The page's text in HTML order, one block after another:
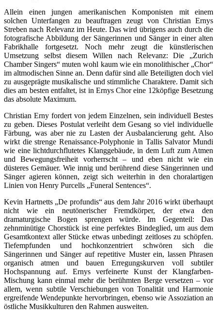
Allein einen jungen amerikanischen Komponisten mit einem
solchen Unterfangen zu beauftragen zeugt von Christian Ernys
Streben nach Relevanz im Heute. Das wird übrigens auch durch die
fotografische Abbildung der Sängerinnen und Sänger in einer alten
Fabrikhalle fortgesetzt. Noch mehr zeugt die künstlerischen
Umsetzung selbst diesem Willen nach Relevanz: Die „Zurich
Chamber Singers“ muten wohl kaum wie ein monolithischer „Chor“
im altmodischen Sinne an. Denn dafür sind alle Beteiligten doch viel
zu ausgeprägte musikalische und stimmliche Charaktere. Damit sich
dies am besten entfaltet, ist in Ernys Chor eine 12köpfige Besetzung
das absolute Maximum.
Christian Erny fordert von jedem Einzelnen, sein individuell Bestes
zu geben. Dieses Postulat verleiht dem Gesang so viel individuelle
Färbung, was aber nie zu Lasten der Ausbalancierung geht. Also
wirkt die strenge Renaissance-Polyphonie in Tallis Salvator Mundi
wie eine lichtdurchflutetes Klanggebäude, in dem Luft zum Atmen
und Bewegungsfreiheit vorherrscht – und eben nicht wie ein
düsteres Gemäuer. Wie innig und berührend diese Sängerinnen und
Sänger agieren können, zeigt sich weiterhin in den choralartigen
Linien von Henry Purcells „Funeral Sentences“.
Kevin Hartnetts „De profundis“ aus dem Jahr 2016 wirkt überhaupt
nicht wie ein neutönerischer Fremdkörper, der etwa den
dramaturgische Bogen sprengen würde. Im Gegenteil: Das
zehnminütige Chorstück ist eine perfektes Bindeglied, um aus dem
Gesamtkontext aller Stücke etwas unbedingt zeitloses zu schöpfen.
Tiefempfunden und hochkonzentriert schwören sich die
Sängerinnen und Sänger auf repetitive Muster ein, lassen Phrasen
organisch atmen und bauen Erregungskurven voll subtiler
Hochspannung auf. Ernys verfeinerte Kunst der Klangfarben-
Mischung kann einmal mehr die berühmten Berge versetzen – vor
allem, wenn subtile Verschiebungen von Tonalität und Harmonie
ergreifende Wendepunkte hervorbringen, ebenso wie Assoziation an
östliche Musikkulturen den Rahmen ausweiten.